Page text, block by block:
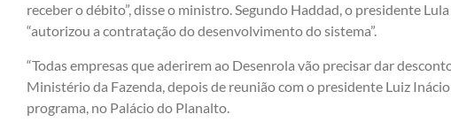
receber o débito”, disse o ministro. Segundo Haddad, o presidente
“autorizou a contratação do desenvolvimento do sistema”.
“Todas empresas que aderirem ao Desenrola vão precisar dar
Ministério da Fazenda, depois de reunião com o presidente Luiz
programa, no Palácio do Planalto.